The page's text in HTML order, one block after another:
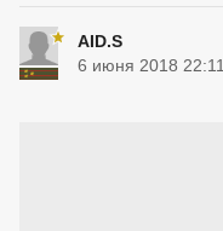
AID.S
6 июня 2018 22:11